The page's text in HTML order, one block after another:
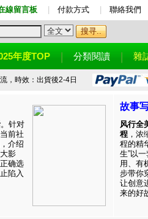
線留言板 付款方式 聯絡我們
年度TOP 分類閱讀 雜
，時效：出貨後2-4日
。针对
前社
介绍
影
确选
陷入
故事
风行全
程 ，浓
程的精
生”以
用、有
步带你
让创意
来的